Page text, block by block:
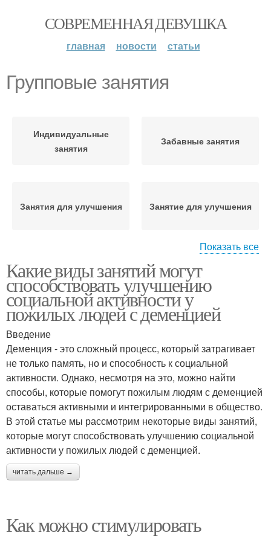
СОВРЕМЕННАЯ ДЕВУШКА
главная новости статьи
Групповые занятия
Индивидуальные
занятия
Забавные занятия
Занятия для улучшения Занятие для улучшения
занятий
Показать все
Какие виды занятий могут
способствовать улучшению
социальной активности у
пожилых людей с деменцией
Введение
Деменция - это сложный процесс, который затрагивает
не только память, но и способность к социальной
активности. Однако, несмотря на это, можно найти
способы, которые помогут пожилым людям с деменцией
оставаться активными и интегрированными в общество.
В этой статье мы рассмотрим некоторые виды занятий,
которые могут способствовать улучшению социальной
активности у пожилых людей с деменцией.
читать дальше →
Как можно стимулировать